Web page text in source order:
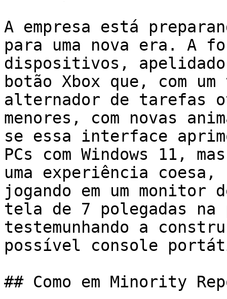
A empresa está
para uma nova era. A
dispositivos,
botão Xbox que, com
alternador de tarefas
menores, com novas
se essa interface
PCs com Windows 11,
uma experiência
jogando em um monitor
tela de 7 polegadas na
testemunhando a
possível console
## Como em Minority